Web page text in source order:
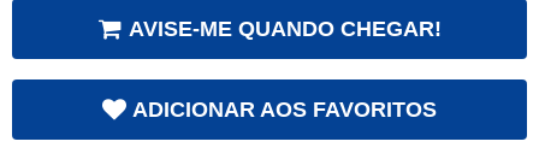
AVISE-ME QUANDO CHEGAR!
ADICIONAR AOS FAVORITOS